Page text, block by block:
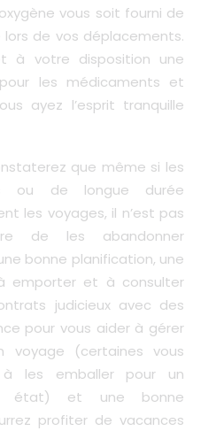
vous soit fourni de
de vos déplacements.
à votre disposition une
les médicaments et
ayez l’esprit tranquille
que même si les
ou de longue durée
les voyages, il n’est pas
de les abandonner
bonne planification, une
emporter et à consulter
judicieux avec des
pour vous aider à gérer
voyage (certaines vous
à les emballer pour un
état) et une bonne
profiter de vacances